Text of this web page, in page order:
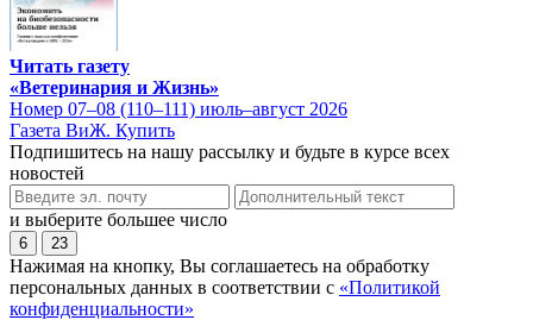
Читать газету
«Ветеринария и Жизнь»
Номер 07–08 (110–111) июль–август 2026
Газета ВиЖ. Купить
Подпишитесь на нашу рассылку и будьте в курсе всех
новостей
и выберите большее число
6 23
Нажимая на кнопку, Вы соглашаетесь на обработку
персональных данных в соответствии с «Политикой
конфиденциальности»